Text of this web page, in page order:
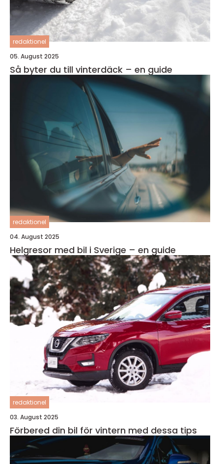
redaktionel
05. August 2025
Så byter du till vinterdäck – en guide
redaktionel
04. August 2025
Helgresor med bil i Sverige – en guide
redaktionel
03. August 2025
Förbered din bil för vintern med dessa tips